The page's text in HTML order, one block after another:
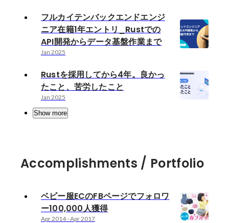
フルカイテンバックエンドエンジ
ニア在籍1年エントリ_Rustでの
API開発からデータ基盤作業まで
Jan 2025
Rustを採用してから4年。良かっ
たこと、苦労したこと
Jan 2025
Show more
Accomplishments / Portfolio
ベビー服ECのFBページでフォロワ
ー100,000人獲得
Apr 2014-Apr 2017